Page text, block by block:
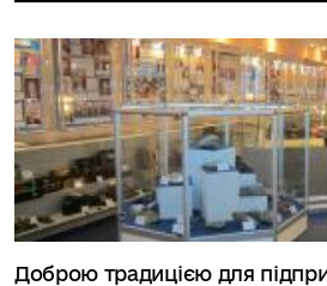
Доброю традицією для